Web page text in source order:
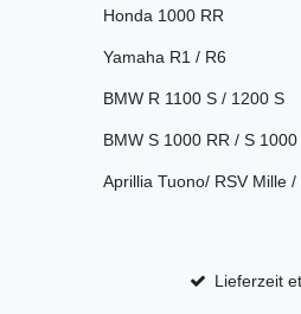
Honda 1000 RR
Yamaha R1 / R6
BMW R 1100 S / 1200 S
BMW S 1000 RR / S 1000
Aprillia Tuono/ RSV Mille /
Lieferzeit